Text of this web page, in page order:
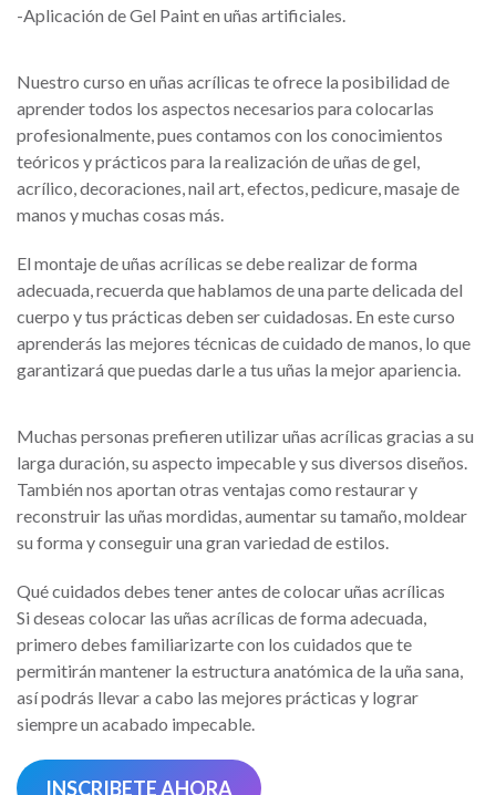
-Aplicación de Gel Paint en uñas artificiales.
Nuestro curso en uñas acrílicas te ofrece la posibilidad de
aprender todos los aspectos necesarios para colocarlas
profesionalmente, pues contamos con los conocimientos
teóricos y prácticos para la realización de uñas de gel,
acrílico, decoraciones, nail art, efectos, pedicure, masaje de
manos y muchas cosas más.
El montaje de uñas acrílicas se debe realizar de forma
adecuada, recuerda que hablamos de una parte delicada del
cuerpo y tus prácticas deben ser cuidadosas. En este curso
aprenderás las mejores técnicas de cuidado de manos, lo que
garantizará que puedas darle a tus uñas la mejor apariencia.
Muchas personas prefieren utilizar uñas acrílicas gracias a su
larga duración, su aspecto impecable y sus diversos diseños.
También nos aportan otras ventajas como restaurar y
reconstruir las uñas mordidas, aumentar su tamaño, moldear
su forma y conseguir una gran variedad de estilos.
Qué cuidados debes tener antes de colocar uñas acrílicas
Si deseas colocar las uñas acrílicas de forma adecuada,
primero debes familiarizarte con los cuidados que te
permitirán mantener la estructura anatómica de la uña sana,
así podrás llevar a cabo las mejores prácticas y lograr
siempre un acabado impecable.
INSCRIBETE AHORA